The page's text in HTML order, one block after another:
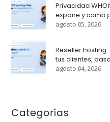
Privacidad
expone y como
agosto 05, 2026
Reseller
tus clientes,
agosto 04, 2026
Categorías